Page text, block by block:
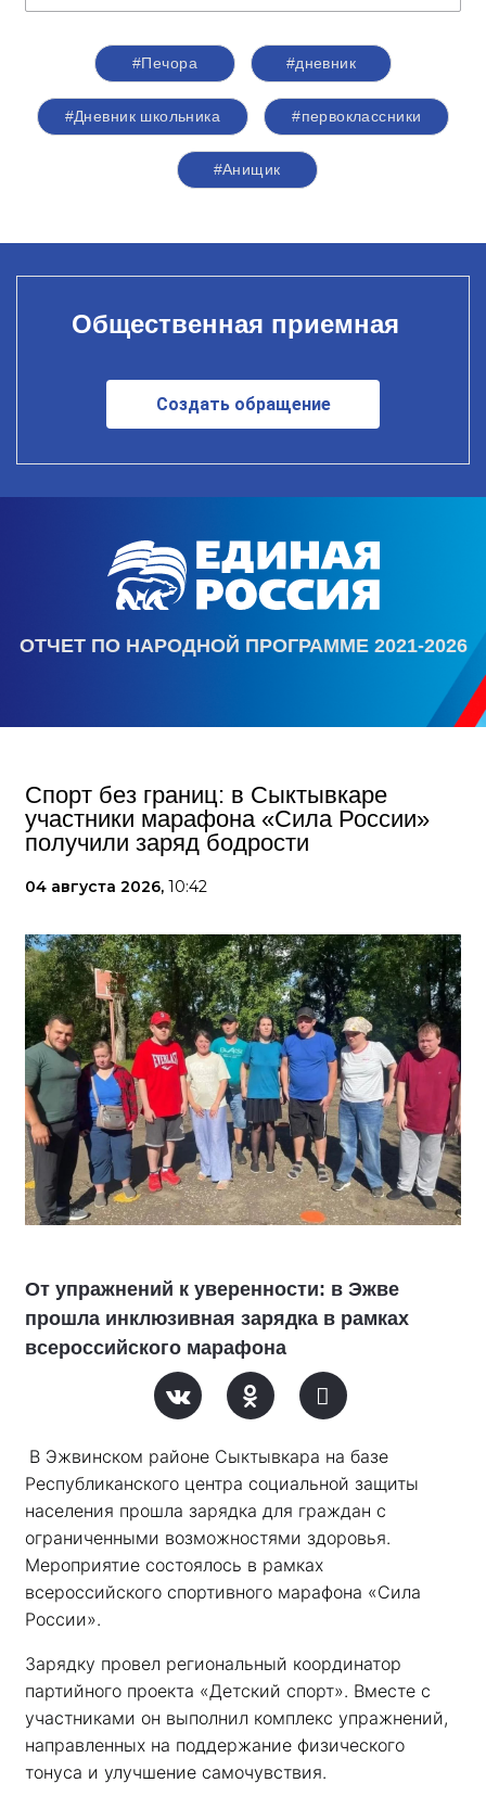
#Печора #дневник
#Дневник школьника #первоклассники
#Анищик
Общественная приемная
Создать обращение
ОТЧЕТ ПО НАРОДНОЙ ПРОГРАММЕ 2021-2026
Спорт без границ: в Сыктывкаре
участники марафона «Сила России»
получили заряд бодрости
04 августа 2026, 10:42
От упражнений к уверенности: в Эжве
прошла инклюзивная зарядка в рамках
всероссийского марафона
В Эжвинском районе Сыктывкара на базе
Республиканского центра социальной защиты
населения прошла зарядка для граждан с
ограниченными возможностями здоровья.
Мероприятие состоялось в рамках
всероссийского спортивного марафона «Сила
России».
Зарядку провел региональный координатор
партийного проекта «Детский спорт». Вместе с
участниками он выполнил комплекс упражнений,
направленных на поддержание физического
тонуса и улучшение самочувствия.